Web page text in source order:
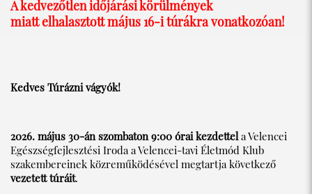
A kedvezőtlen időjárási körülmények
miatt elhalasztott május 16-i túrákra vonatkozóan!
Kedves Túrázni vágyók!
2026. május 30-án szombaton 9:00 órai kezdettel a Velencei
Egészségfejlesztési Iroda a Velencei-tavi Életmód Klub
szakembereinek közreműködésével megtartja következő
vezetett túráit.